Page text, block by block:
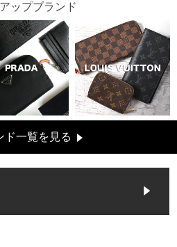
ップブランド
ド一覧を見る